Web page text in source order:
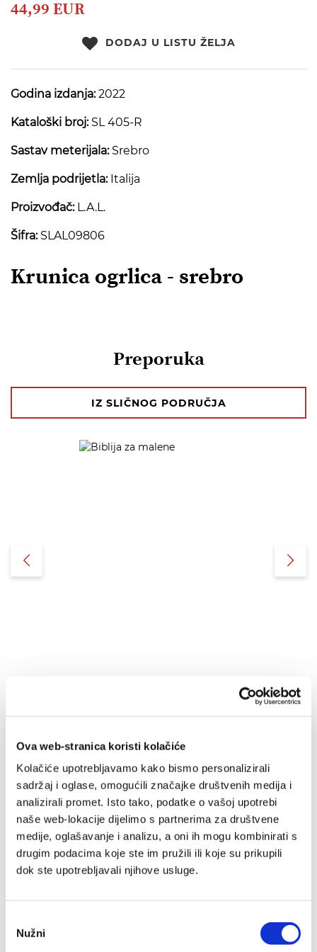
Ova web-stranica koristi kolačiće
Kolačiće upotrebljavamo kako bismo personalizirali
sadržaj i oglase, omogućili značajke društvenih medija i
analizirali promet. Isto tako, podatke o vašoj upotrebi
naše web-lokacije dijelimo s partnerima za društvene
medije, oglašavanje i analizu, a oni ih mogu kombinirati s
drugim podacima koje ste im pružili ili koje su prikupili
dok ste upotrebljavali njihove usluge.
pristanka
Nužni
of
44,99 EUR
DODAJ U LISTU ŽELJA
Godina izdanja:2022
Kataloški broj:SL 405-R
Sastav meterijala:Srebro
Zemlja podrijetla:Italija
Proizvođač:L.A.L.
Šifra:SLAL09806
Krunica ogrlica - srebro
Preporuka
IZ SLIČNOG PODRUČJA
Juliet David
17,12 EUR